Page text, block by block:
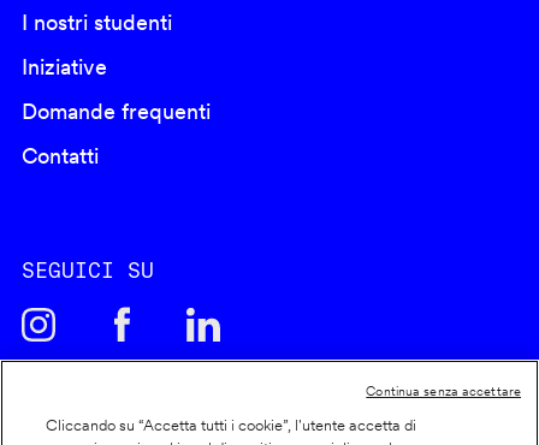
I nostri studenti
Iniziative
Domande frequenti
Contatti
SEGUICI SU
Cliccando su “Accetta tutti i cookie”, l'utente accetta di
Continua senza accettare